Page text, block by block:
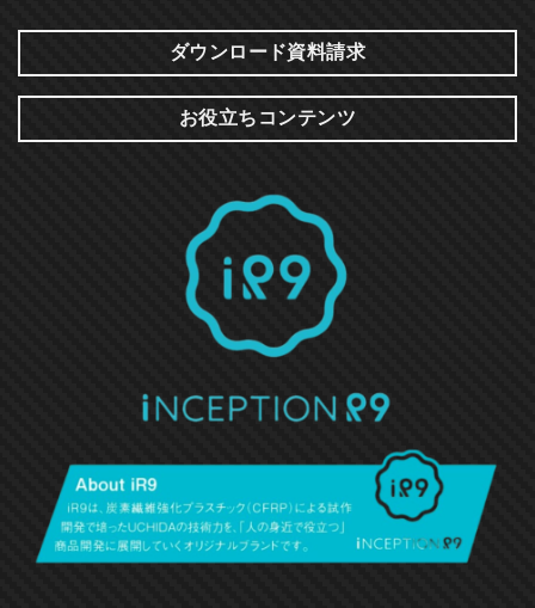
ダウンロード資料請求
お役立ちコンテンツ